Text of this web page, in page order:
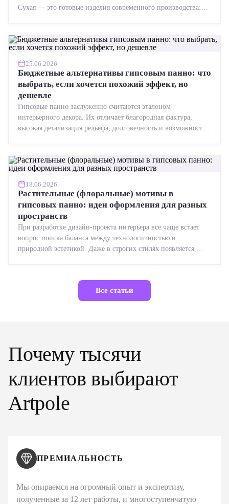
Сухая — это готовые изделия современного производства:
25.06.2026
Бюджетные альтернативы гипсовым панно: что
выбрать, если хочется похожий эффект, но
дешевле
Гипсовые панно заслуженно считаются эталоном
интерьерного декора. Их отличает благородная фактура,
высокая детализация рельефа, долговечность и возможность
18.06.2026
Растительные (флоральные) мотивы в
гипсовых панно: идеи оформления для разных
пространств
При разработке дизайн-проекта интерьера все чаще встает
вопрос поиска баланса между технологичностью и
природной эстетикой. Даже в строгих стилях появляется ...
Все статьи
Почему тысячи
клиентов выбирают
Artpole
ПРЕМИАЛЬНОСТЬ
Мы опираемся на огромный опыт и экспертизу,
полученные за 12 лет работы, и многоступенчатую